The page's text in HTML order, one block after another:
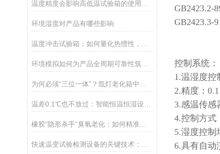
环境湿度对产品有哪些影响
环境模拟如何为产品全周期可靠性筑起智能防线？
橡胶“隐形杀手”臭氧老化：如何精准捕捉、科学量化？
GB2423.2-
GB2423.3-
控制系统：
1.温湿度控
2.精度：
3.感温传感
4.控制方式
5.湿度控制
6.具有自动